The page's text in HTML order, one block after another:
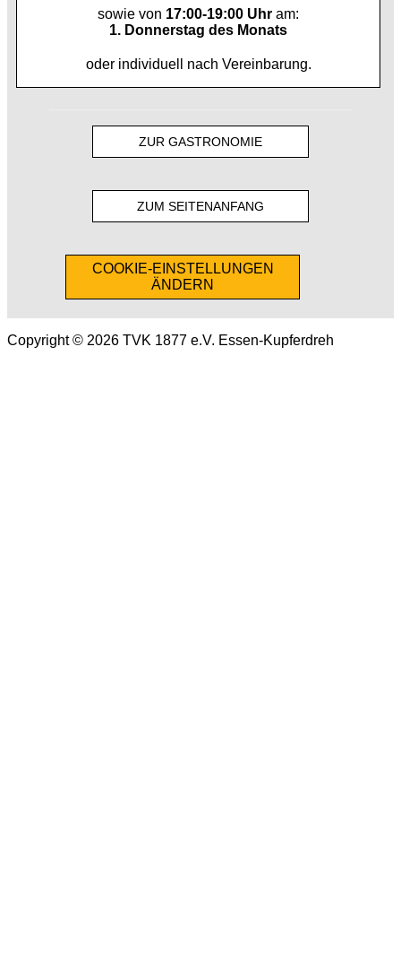
sowie von 17:00-19:00 Uhr am:
1. Donnerstag des Monats
oder individuell nach Vereinbarung.
ZUR GASTRONOMIE
ZUM SEITENANFANG
COOKIE-EINSTELLUNGEN
ÄNDERN
Copyright © 2026 TVK 1877 e.V. Essen-Kupferdreh